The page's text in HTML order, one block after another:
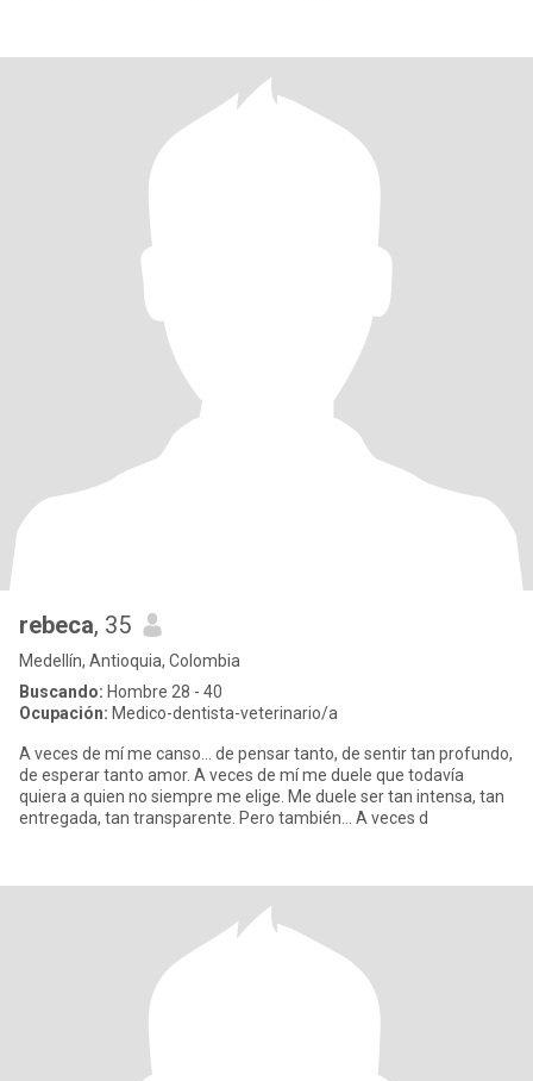
rebeca, 35
Medellín, Antioquia, Colombia
Buscando: Hombre 28 - 40
Ocupación: Medico-dentista-veterinario/a
A veces de mí me canso… de pensar tanto, de sentir tan profundo,
de esperar tanto amor. A veces de mí me duele que todavía
quiera a quien no siempre me elige. Me duele ser tan intensa, tan
entregada, tan transparente. Pero también… A veces d